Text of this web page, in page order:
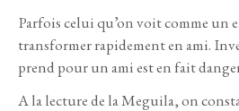
Parfois celui qu’on voit comme un
transformer rapidement en ami.
prend pour un ami est en fait
A la lecture de la Meguila, on